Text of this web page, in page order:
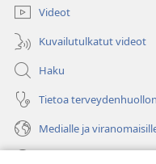
Videot
Kuvailutulkatut videot
Haku
Tietoa
Medialle ja